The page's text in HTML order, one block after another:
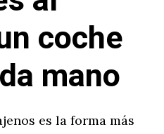
coche
mano
es la forma más